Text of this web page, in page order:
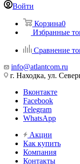
Войти
Корзина0
Избранные
Сравнение
info@atlantcom.ru
г. Находка, ул.
Вконтакте
Facebook
Telegram
WhatsApp
Акции
Как купить
Компания
Контакты